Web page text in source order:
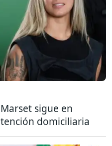
sigue en
domiciliaria